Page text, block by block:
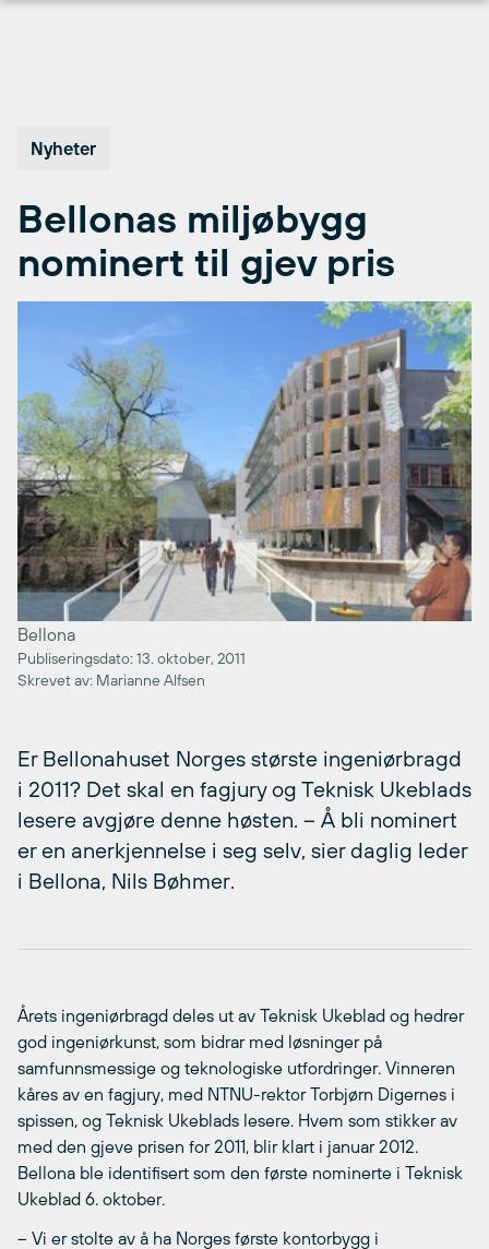
Nyheter
Bellonas miljøbygg
nominert til gjev pris
Bellona
Publiseringsdato: 13. oktober, 2011
Skrevet av: Marianne Alfsen
Er Bellonahuset Norges største ingeniørbragd
i 2011? Det skal en fagjury og Teknisk Ukeblads
lesere avgjøre denne høsten. – Å bli nominert
er en anerkjennelse i seg selv, sier daglig leder
i Bellona, Nils Bøhmer.
Årets ingeniørbragd deles ut av Teknisk Ukeblad og hedrer
god ingeniørkunst, som bidrar med løsninger på
samfunnsmessige og teknologiske utfordringer. Vinneren
kåres av en fagjury, med NTNU-rektor Torbjørn Digernes i
spissen, og Teknisk Ukeblads lesere. Hvem som stikker av
med den gjeve prisen for 2011, blir klart i januar 2012.
Bellona ble identifisert som den første nominerte i Teknisk
Ukeblad 6. oktober.
– Vi er stolte av å ha Norges første kontorbygg i